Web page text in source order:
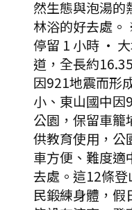
然生態與泡湯的
林浴的好去處
停留 1 小時 ·
道，全長約
因921地震而形
小、東山國中因
公園，保留車籠
供教育使用，公
車方便、難度適
去處。這12條
民鍛練身體，假